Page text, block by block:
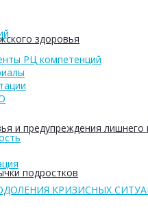
здоровья
и предупреждения лишнего
подростков
РЦ компетенций
КРИЗИСНЫХ